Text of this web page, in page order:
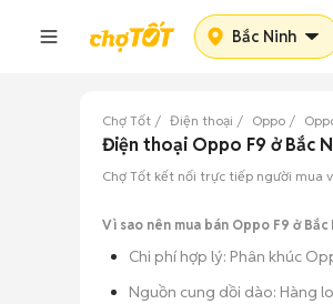
Bắc Ninh
Chợ Tốt Điện thoại Oppo
Điện thoại Oppo F9 ở Bắc
Chợ Tốt kết nối trực tiếp người mua
Vì sao nên mua bán Oppo F9 ở Bắc
Chi phí hợp lý: Phân khúc
Nguồn cung dồi dào: Hàng